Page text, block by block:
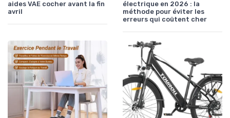
aides VAE cocher avant la fin
avril
électrique en 2026 : la
méthode pour éviter les
erreurs qui coûtent cher